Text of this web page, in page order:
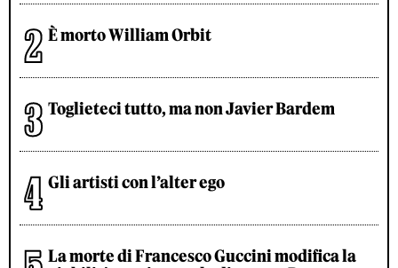
È morto William Orbit
Toglieteci tutto, ma non Javier Bardem
Gli artisti con l’alter ego
La morte di Francesco Guccini modifica la